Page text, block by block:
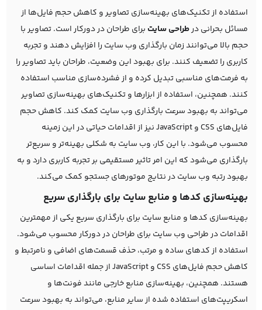
استفاده از تکنیک‌های بهینه‌سازی تصاویر و کاهش حجم فایل‌ها از
مسائل بحرانی درطراحی سایت برای طراحان در دورکار است. تصاویر با
حجم بالا می‌توانند زمان بارگذاری وب سایت را افزایش دهند و تجربه
کاربری را تضعیف کنند. برای بهبود این وضعیت، طراحان باید تصاویر را
به فرمت‌های مناسبی تبدیل کرده و از فشرده‌سازی مناسب استفاده
کنند. همچنین، استفاده از ابزارها و تکنیک‌های بهینه‌سازی تصاویر
می‌تواند به بهبود سرعت بارگذاری وب سایت کمک کند. کاهش حجم
فایل‌های CSS و JavaScript نیز از اقدامات حیاتی در این زمینه
محسوب می‌شود. با این کار، وب سایت به شکلی بهینه‌تر و سریع‌تر
بارگذاری می‌شود که این امر تاثیر مستقیمی بر تجربه کاربری دارد و به
بهبود رتبه وب سایت در نتایج موتورهای جستجو کمک می‌کند.
بهینه‌سازی کدها و منابع سایت برای بارگذاری سریع
بهینه‌سازی کدها و منابع سایت برای بارگذاری سریع یکی از مهمترین
اقدامات در طراحی وب سایت برای طراحان در دورکار محسوب می‌شود.
استفاده از کدهای ساده و مرتب، حذف قسمت‌های اضافی و نامرتبط و
کاهش حجم فایل‌های CSS و JavaScript از جمله اقدامات اساسی
هستند. همچنین، بهینه‌سازی منابع خارجی مانند فونت‌ها و
اسکریپت‌های استفاده شده از سایر منابع، می‌تواند به بهبود سرعت